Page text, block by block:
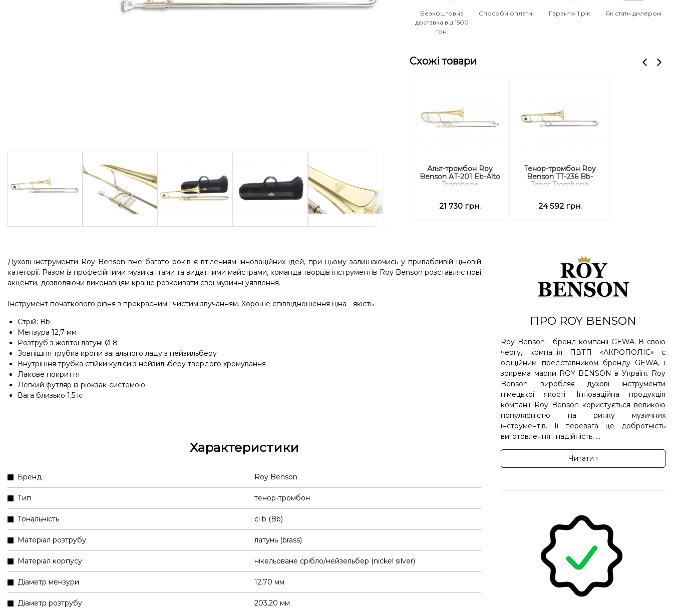
Безкоштовна
доставка від 1500
грн.
Способи оплати Гарантія 1 рік Як стати дилером
Схожі товари
Альт-тромбон Roy
Benson AT-201 Eb-Alto
Trombone
21 730 грн.
Тенор-тромбон Roy
Benson TT-236 Bb-
Tenor Trombone
24 592 грн.
Духові інструменти Roy Benson вже багато років є втіленням інноваційних ідей, при цьому залишаючись у привабливій ціновій
категорії. Разом із професійними музикантами та видатними майстрами, команда творців інструментів Roy Benson розставляє нові
акценти, дозволяючи виконавцям краще розкривати свої музичні уявлення.
Інструмент початкового рівня з прекрасним і чистим звучанням. Хороше співвідношення ціна - якість
Стрій: Bb
Мензура 12,7 мм
Розтруб з жовтої латуні Ø 8
Зовнішня трубка крони загального ладу з нейзильберу
Внутрішня трубка стійки куліси з нейзильберу твердого хромування
Лакове покриття
Легкий футляр із рюкзак-системою
Вага близько 1,5 кг
Характеристики
Бренд Roy Benson
Тип тенор-тромбон
Тональність сі b (Bb)
Матеріал розтрубу латунь (brass)
Матеріал корпусу нікельоване срібло/нейзельбер (nickel silver)
Діаметр мензури 12,70 мм
Діаметр розтрубу 203,20 мм
ПРО ROY BENSON
Roy Benson - бренд компанії GEWA. В свою
чергу, компанія ПВТП «АКРОПОЛІС» є
офіційним представником бренду GEWA, і
зокрема марки ROY BENSON в Україні. Roy
Benson виробляє духові інструменти
німецької якості. Інноваційна продукція
компанії Roy Benson користується великою
популярністю на ринку музичних
інструментів. Її перевага це добротність
виготовлення і надійність. ...
Читати ›